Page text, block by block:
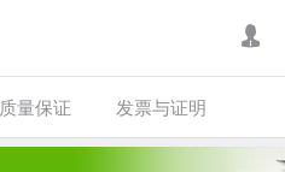
质量保证 发票与证明